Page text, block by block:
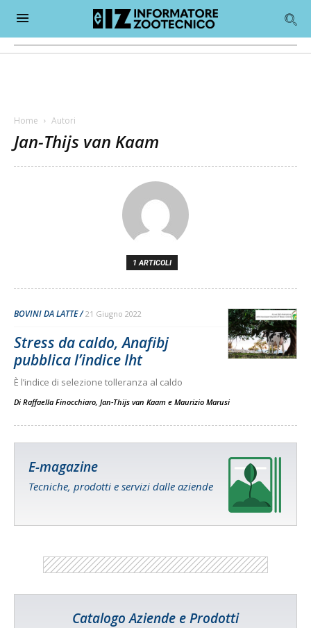
Home Autori
Jan-Thijs van Kaam
1 ARTICOLI
BOVINI DA LATTE 21 Giugno 2022
Stress da caldo, Anafibj
pubblica l’indice Iht
È l’indice di selezione tolleranza al caldo
Di Raffaella Finocchiaro, Jan-Thijs van Kaam e Maurizio Marusi
E-magazine
Tecniche, prodotti e servizi dalle aziende
Catalogo Aziende e Prodotti